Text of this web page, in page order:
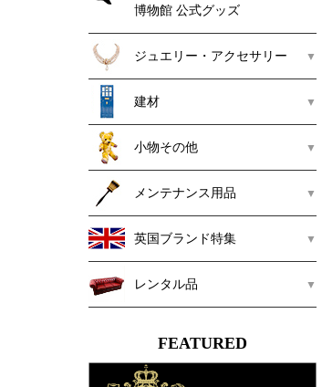
博物館 公式グッズ
ジュエリー・アクセサリー
建材
小物その他
メンテナンス用品
英国ブランド特集
レンタル品
FEATURED